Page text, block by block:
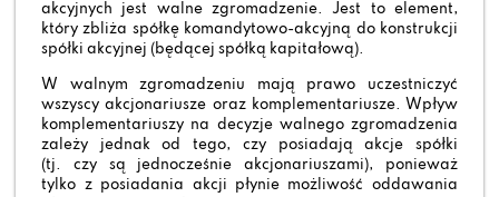
akcyjnych jest walne zgromadzenie. Jest to element,
który zbliża spółkę komandytowo-akcyjną do konstrukcji
spółki akcyjnej (będącej spółką kapitałową).
W walnym zgromadzeniu mają prawo uczestniczyć
wszyscy akcjonariusze oraz komplementariusze. Wpływ
komplementariuszy na decyzje walnego zgromadzenia
zależy jednak od tego, czy posiadają akcje spółki
(tj. czy są jednocześnie akcjonariuszami), ponieważ
tylko z posiadania akcji płynie możliwość oddawania